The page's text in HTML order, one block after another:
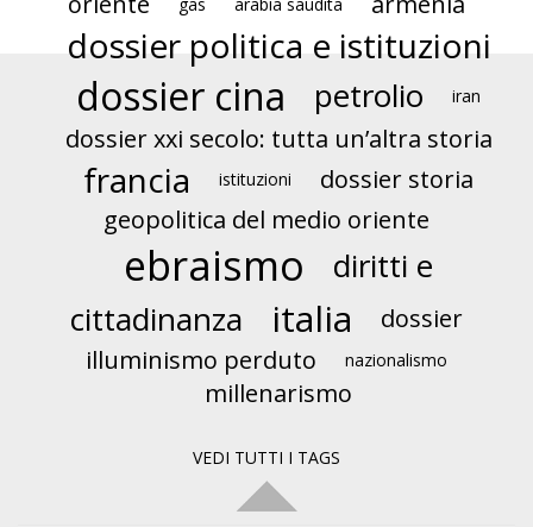
dossier politica e istituzioni
dossier cina petrolio iran
dossier xxi secolo: tutta un’altra storia
francia istituzioni
dossier storia
geopolitica del medio oriente
ebraismo
diritti e
cittadinanza
italia
dossier
illuminismo perduto
nazionalismo
millenarismo
VEDI TUTTI I TAGS